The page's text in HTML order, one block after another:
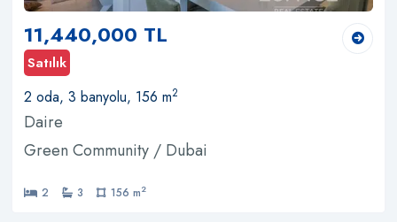
11,440,000 TL
Satılık
2 oda, 3 banyolu, 156 m2
Daire
Green Community / Dubai
2 3 156 m2